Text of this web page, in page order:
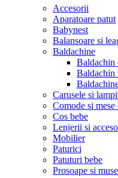
Accesorii
Aparatoare patut
Babynest
Balansoare si
Baldachine
Baldachin
Baldachin
Carusele si
Comode si mese
Cos bebe
Lenjerii si
Mobilier
Paturici
Patuturi bebe
Prosoape si